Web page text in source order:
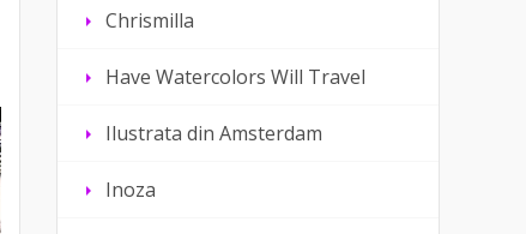
Chrismilla
Have Watercolors Will Travel
Ilustrata din Amsterdam
Inoza